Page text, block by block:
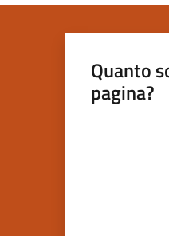
Quanto
pagina?